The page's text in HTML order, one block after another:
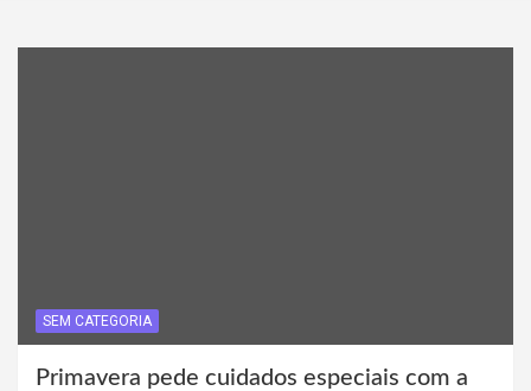
SEM CATEGORIA
Primavera pede cuidados especiais com a